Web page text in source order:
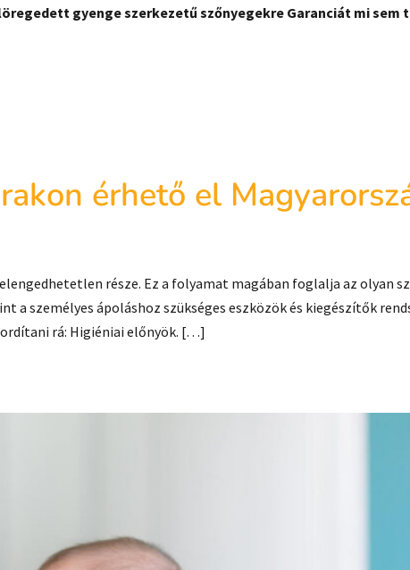
gyenge szerkezetű szőnyegekre Garanciát mi sem
érhető el
része. Ez a folyamat magában foglalja az olyan
személyes ápoláshoz szükséges eszközök és kiegészítők
rá: Higiéniai előnyök. […]